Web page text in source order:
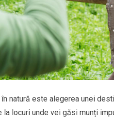
natură este alegerea unei
locuri unde vei găsi munți